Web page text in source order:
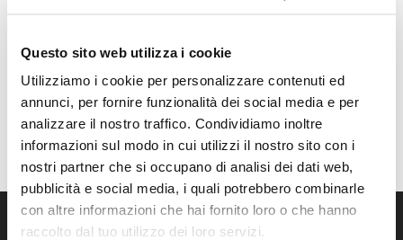
Questo sito web utilizza i cookie
Utilizziamo i cookie per personalizzare contenuti ed
annunci, per fornire funzionalità dei social media e per
analizzare il nostro traffico. Condividiamo inoltre
informazioni sul modo in cui utilizzi il nostro sito con i
nostri partner che si occupano di analisi dei dati web,
pubblicità e social media, i quali potrebbero combinarle
con altre informazioni che hai fornito loro o che hanno
raccolto dal tuo utilizzo dei loro servizi.